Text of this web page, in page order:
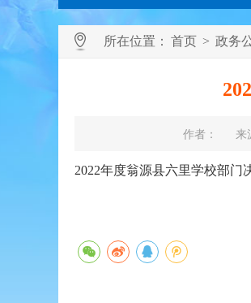
所在位置： 首页 > 政务
作者： 来
2022年度翁源县六里学校部门